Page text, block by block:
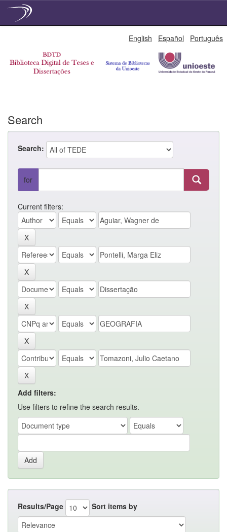
English Español Português
Search
Search:
for
Current filters:
Add filters:
Use filters to refine the search results.
Results/Page Sort items by